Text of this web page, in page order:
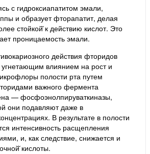
с гидроксиапатитом эмали,
и образует фторапатит, делая
стойкой̆ к действию кислот. Это
проницаемость эмали.
действия фторидов
угнетающим влиянием на рост и
полости рта путем
важного фермента
— фосфоэнолпируваткиназы,
они подавляют даже в
В результате в полости
интенсивность расщепления
и, как следствие, снижается и
кислоты.